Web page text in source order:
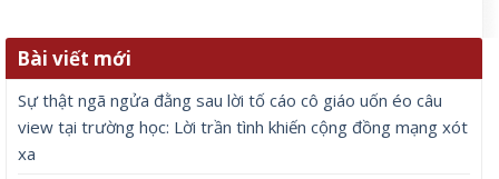
Bài viết mới
Sự thật ngã ngửa đằng sau lời tố cáo cô giáo uốn éo câu
view tại trường học: Lời trần tình khiến cộng đồng mạng xót
xa